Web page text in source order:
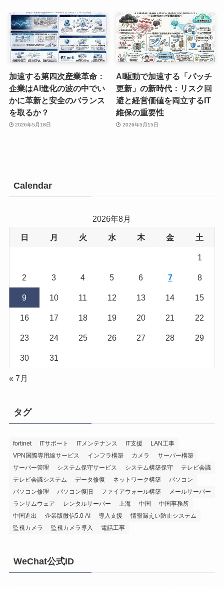
加速する第四次産業革命：
企業はAI進化の波の中でい
かに革新と安全のバランス
を取るか？
2026年5月18日
AI駆動で加速する「パッチ
更新」の新時代：リスク回
避と経営価値を両立するIT
維保の重要性
2026年5月15日
Calendar
2026年8月
日 月 火 水 木 金 土
1
2 3 4 5 6 7 8
9 10 11 12 13 14 15
16 17 18 19 20 21 22
23 24 25 26 27 28 29
30 31
« 7月
タグ
fortinet ITサポート ITメンテナンス IT支援
LAN工事
VPN国際専用線サービス
インフラ構築 カメラ
サーバー構築
サーバー管理
システム保守サービス システム構築保守
テレビ会議
テレビ会議システム
データ修復 ネットワーク構築
パソコン
パソコン修理
パソコン復旧 ファイアウォール構築
メールサーバー
ランサムウェア
レンタルサーバー 上海 中国
中国事務所
中国進出
企業版微信5.0 AI 導入支援
情報漏えい防止システム
監視カメラ
監視カメラ導入 電話工事
WeChat公式ID